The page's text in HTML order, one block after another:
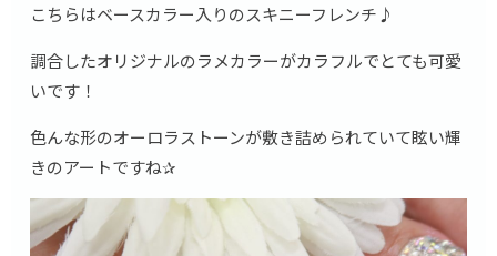
こちらはベースカラー入りのスキニーフレンチ♪
調合したオリジナルのラメカラーがカラフルでとても可愛
いです！
色んな形のオーロラストーンが敷き詰められていて眩い輝
きのアートですね✰